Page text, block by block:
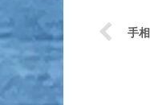
手相